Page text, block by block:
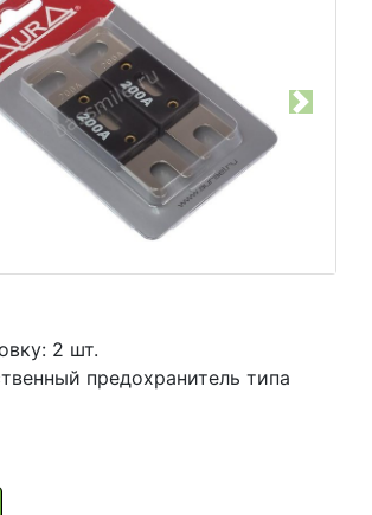
Next
2 шт.
предохранитель типа